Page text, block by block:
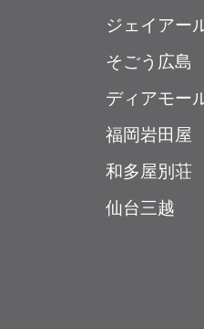
ジェイアー
そごう広島
ディアモー
福岡岩田屋
和多屋別荘
仙台三越